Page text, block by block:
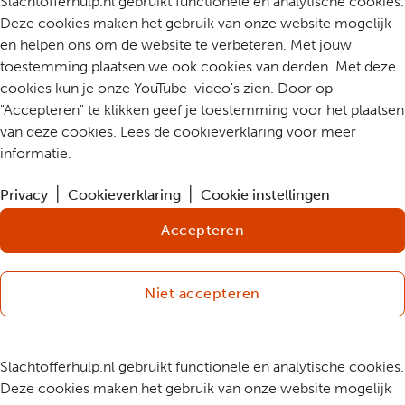
Deze cookies maken het gebruik van onze website mogelijk
en helpen ons om de website te verbeteren. Met jouw
toestemming plaatsen we ook cookies van derden. Met deze
cookies kun je onze YouTube-video's zien. Door op
"Accepteren" te klikken geef je toestemming voor het plaatsen
van deze cookies. Lees de cookieverklaring voor meer
informatie.
Privacy Cookieverklaring Cookie instellingen
Accepteren
Niet accepteren
Slachtofferhulp.nl gebruikt functionele en analytische cookies.
Deze cookies maken het gebruik van onze website mogelijk